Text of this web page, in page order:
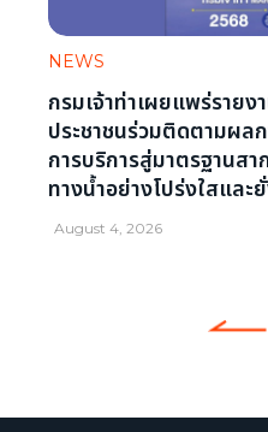
NEWS
กรมเจ้าท่าเผยแพร่ราย
ประชาชนร่วมติดตามผล
การบริการสู่มาตรฐานส
ทางน้ำอย่างโปร่งใสและ
August 4, 2026